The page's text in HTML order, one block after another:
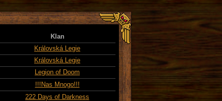
Klan
Královská Legie
Královská Legie
Legion of Doom
!!!Nas Mnogo!!!
222 Days of Darkness